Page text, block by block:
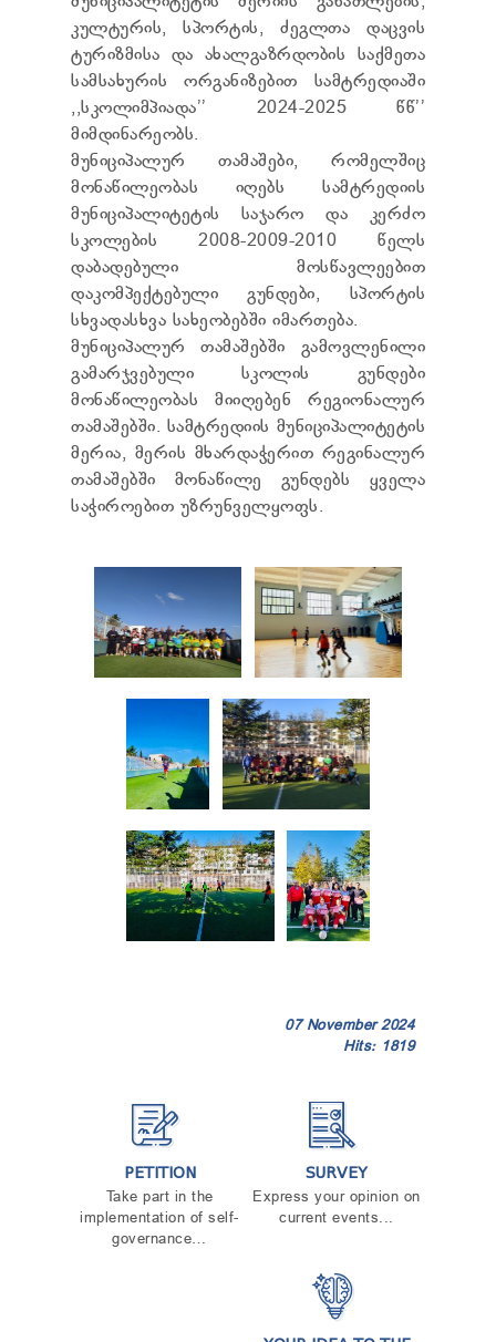
TENDERS
REPORT TO BE SUBMITTED TO PRESIDENT AND
PARLIAMENT
REQUEST OF PUBLIC INFORMATION
PERSONAL DATA PROTECTION OFFICER
LEGAL DECISIONS
APPEAL RULES
კულტურის, სპორტის, ძეგლთა დაცვის
ტურიზმისა და ახალგაზრდობის საქმეთა
სამსახურის ორგანიზებით სამტრედიაში
,,სკოლიმპიადა’’ 2024-2025 წწ’’
მიმდინარეობს.
მუნიციპალურ თამაშები, რომელშიც
მონაწილეობას იღებს სამტრედიის
მუნიციპალიტეტის საჯარო და კერძო
სკოლების 2008-2009-2010 წელს
დაბადებული მოსწავლეებით
დაკომპექტებული გუნდები, სპორტის
სხვადასხვა სახეობებში იმართება.
მუნიციპალურ თამაშებში გამოვლენილი
გამარჯვებული სკოლის გუნდები
მონაწილეობას მიიღებენ რეგიონალურ
თამაშებში. სამტრედიის მუნიციპალიტეტის
მერია, მერის მხარდაჭერით რეგინალურ
თამაშებში მონაწილე გუნდებს ყველა
საჭიროებით უზრუნველყოფს.
07 November 2024
Hits: 1819
PETITION
Take part in the
implementation of self-
governance…
SURVEY
Express your opinion on
current events...